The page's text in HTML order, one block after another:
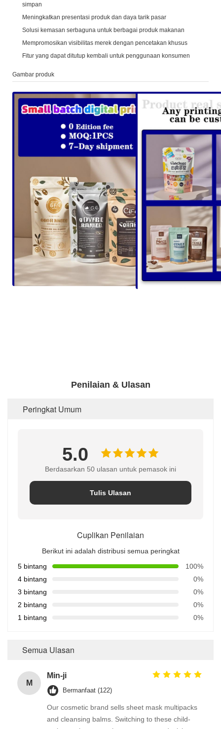
simpan
Meningkatkan presentasi produk dan daya tarik pasar
Solusi kemasan serbaguna untuk berbagai produk makanan
Mempromosikan visibilitas merek dengan pencetakan khusus
Fitur yang dapat ditutup kembali untuk penggunaan konsumen
Gambar produk
Penilaian & Ulasan
Peringkat Umum
5.0
Berdasarkan 50 ulasan untuk pemasok ini
Tulis Ulasan
Cuplikan Penilaian
Berikut ini adalah distribusi semua peringkat
5 bintang
100%
4 bintang
0%
3 bintang
0%
2 bintang
0%
1 bintang
0%
Semua Ulasan
M
Min-ji
Bermanfaat (122)
Our cosmetic brand sells sheet mask multipacks
and cleansing balms. Switching to these child-